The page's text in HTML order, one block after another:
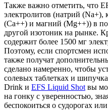
Также важно отметить, что
электролитов (натрий
(Ca++) и магний (Mg++)) в
другой изотоник на рынке.
содержит более 1500 мг
Поэтому, если спортсмен
также получат
сделано намеренно, чтобы
солевых таблетках и
Drink и EFS Liquid Shot вы
на гонку с уверенностью,
беспокоиться о судорогах